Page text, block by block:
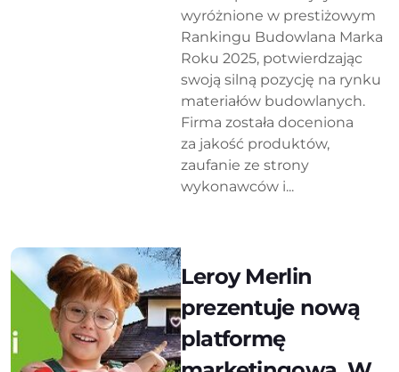
wyróżnione w prestiżowym
Rankingu Budowlana Marka
Roku 2025, potwierdzając
swoją silną pozycję na rynku
materiałów budowlanych.
Firma została doceniona
za jakość produktów,
zaufanie ze strony
wykonawców i...
Leroy Merlin
prezentuje nową
platformę